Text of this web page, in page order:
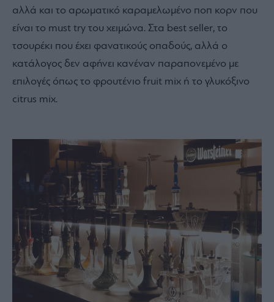
αλλά και το αρωματικό καραμελωμένο ποπ κορν που
είναι το must try του χειμώνα. Στα best seller, το
τσουρέκι που έχει φανατικούς οπαδούς, αλλά ο
κατάλογος δεν αφήνει κανέναν παραπονεμένο με
επιλογές όπως το φρουτένιο fruit mix ή το γλυκόξινο
citrus mix.